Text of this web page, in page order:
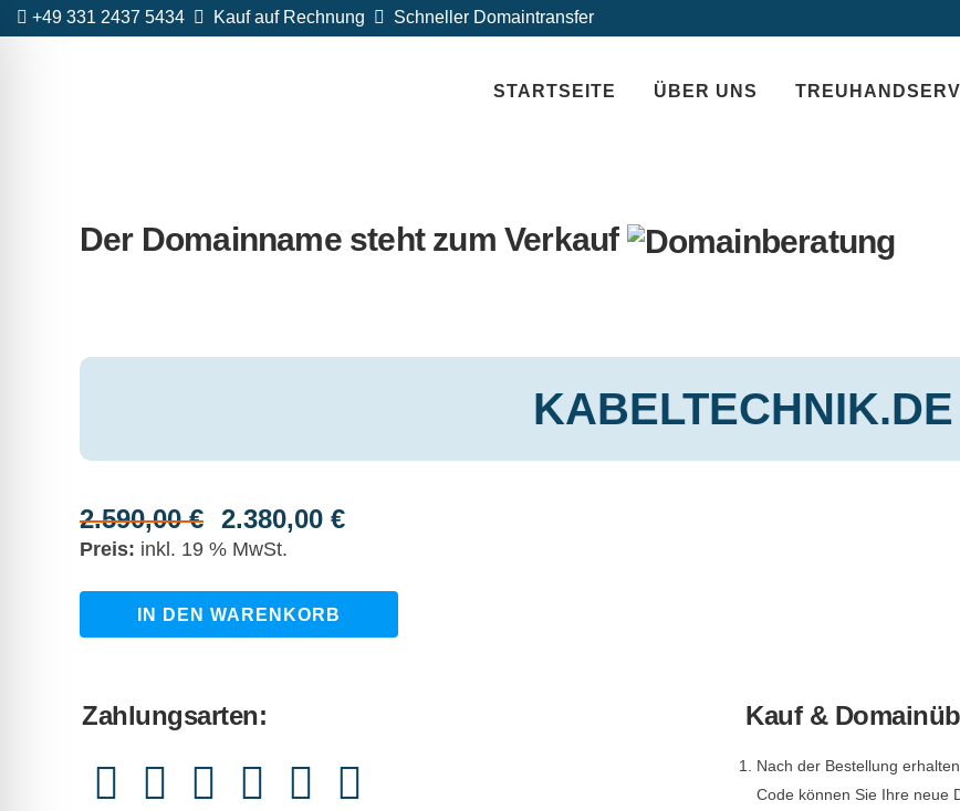
+49 331 2437 5434 Kauf auf Rechnung Schneller Domaintransfer
STARTSEITE ÜBER UNS
Der Domainname steht zum Verkauf
KABELTECHNIK.DE
2.590,00€
Ursprünglicher
Preis
2.590,00 €
2.380,00 €Aktueller
inkl. 19 % MwSt.
kabeltechnik.de
IN DEN WARENKORB
Zahlungsarten: Kauf &
Nach der Bestellung
Code können Sie Ihre neue